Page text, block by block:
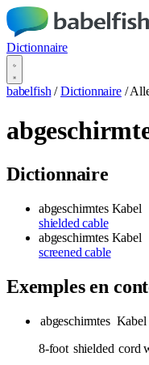
Dictionnaire
babelfish / Dictionnaire /
Dictionnaire
abgeschirmtes Kabel
shielded cable
abgeschirmtes Kabel
screened cable
Exemples en
abgeschirmtes Kabel
8-foot shielded cord